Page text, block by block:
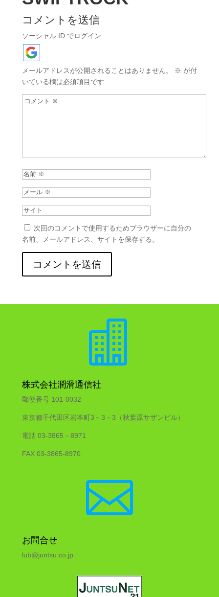
コメントを送信
ソーシャル ID でログイン
メールアドレスが公開されることはありません。 ※ が付
いている欄は必須項目です
次回のコメントで使用するためブラウザーに自分の
名前、メールアドレス、サイトを保存する。

株式会社潤滑通信社
郵便番号 101-0032
東京都千代田区岩本町3－3－3（秋葉原サザンビル）
電話 03-3865－8971
FAX 03-3865-8970

お問合せ
lub@juntsu.co.jp